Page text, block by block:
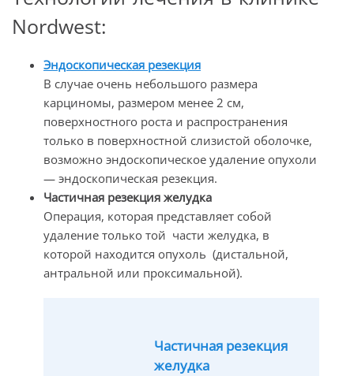
Nordwest:
Эндоскопическая резекция
В случае очень небольшого размера
карциномы, размером менее 2 см,
поверхностного роста и распространения
только в поверхностной слизистой оболочке,
возможно эндоскопическое удаление опухоли
— эндоскопическая резекция.
Частичная резекция желудка
Операция, которая представляет собой
удаление только той части желудка, в
которой находится опухоль (дистальной,
антральной или проксимальной).
Частичная резекция
желудка